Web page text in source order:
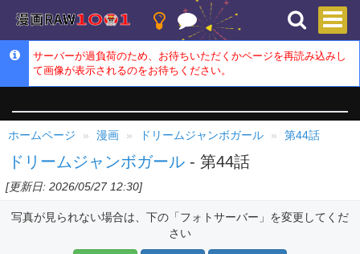
サーバーが過負荷のため、お待ちいただくかページを再読み込みし
て画像が表示されるのをお待ちください。
ホームページ 漫画 ドリームジャンボガール 第44話
ドリームジャンボガール - 第44話
[更新日: 2026/05/27 12:30]
写真が見られない場合は、下の「フォトサーバー」を変更してくだ
さい